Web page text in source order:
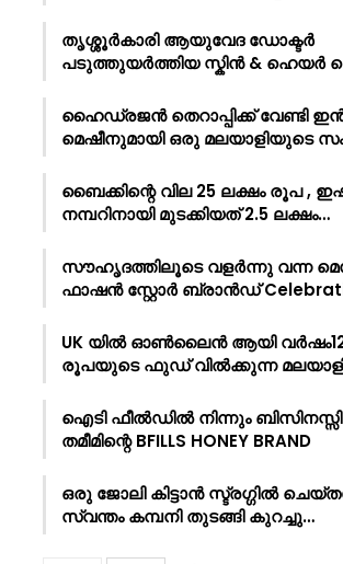
തൃശ്ശൂർകാരി ആയുവേദ ഡോക്ടർ
പടുത്തുയർത്തിയ സ്കിൻ & ഹെയർ
ഹൈഡ്രജൻ തെറാപ്പിക്ക് വേണ്ടി
മെഷീനുമായി ഒരു മലയാളിയുടെ
ബൈക്കിന്റെ വില 25 ലക്ഷം രൂപ ,
നമ്പറിനായി മുടക്കിയത് 2.5 ലക്ഷം…
സൗഹൃദത്തിലൂടെ വളർന്നു വന്ന
ഫാഷൻ സ്റ്റോർ ബ്രാൻഡ്
UK യിൽ ഓൺലൈൻ ആയി
രൂപയുടെ ഫുഡ് വിൽക്കുന്ന
ഐടി ഫീൽഡിൽ നിന്നും
തമീമിന്റെ BFILLS HONEY BRAND
ഒരു ജോലി കിട്ടാൻ സ്ട്രഗ്ഗിൽ
സ്വന്തം കമ്പനി തുടങ്ങി കുറച്ചു…